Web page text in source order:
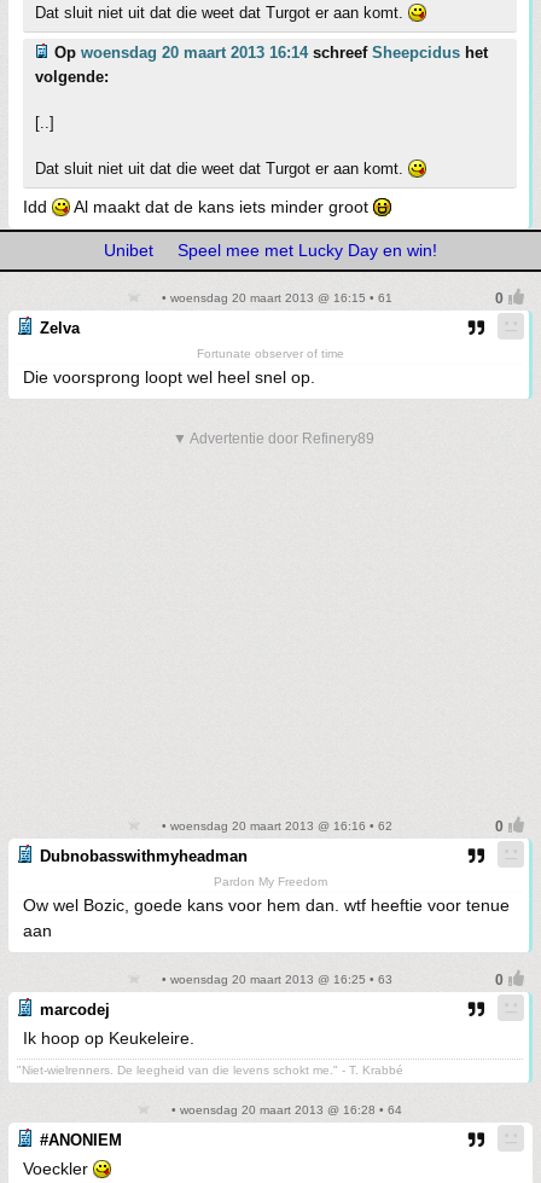
Dat sluit niet uit dat die weet dat Turgot er aan komt.
Op woensdag 20 maart 2013 16:14schreef Sheepcidus het
volgende:
[..]
Dat sluit niet uit dat die weet dat Turgot er aan komt.
Idd Al maakt dat de kans iets minder groot
Unibet Speel mee met Lucky Day en win!
• woensdag 20 maart 2013 @ 16:15 • 61
Zelva
Fortunate observer of time
Die voorsprong loopt wel heel snel op.
▼ Advertentie door Refinery89
• woensdag 20 maart 2013 @ 16:16 • 62
Dubnobasswithmyheadman
Pardon My Freedom
Ow wel Bozic, goede kans voor hem dan. wtf heeftie voor tenue
aan
• woensdag 20 maart 2013 @ 16:25 • 63
marcodej
Ik hoop op Keukeleire.
"Niet-wielrenners. De leegheid van die levens schokt me." - T. Krabbé
• woensdag 20 maart 2013 @ 16:28 • 64
#ANONIEM
Voeckler